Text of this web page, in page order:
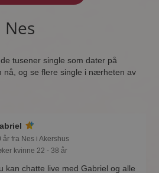
tusener single som dater på
nå, og se flere single i nærheten av
år fra Nes i Akershus
kvinne 22 - 38 år
kan chatte live med Gabriel og alle